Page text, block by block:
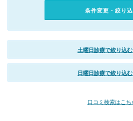
条件変更・絞り
土曜日診療で絞り込
日曜日診療で絞り込
口コミ検索はこち